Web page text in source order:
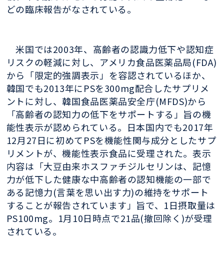
どの臨床報告がなされている。
米国では2003年、高齢者の認識力低下や認知症
リスクの軽減に対し、アメリカ食品医薬品局(FDA)
から「限定的強調表示」を容認されているほか、
韓国でも2013年にPSを300mg配合したサプリメ
ントに対し、韓国食品医薬品安全庁(MFDS)から
「高齢者の認知力の低下をサポートする」旨の機
能性表示が認められている。日本国内でも2017年
12月27日に初めてPSを機能性関与成分としたサプ
リメントが、機能性表示食品に受理された。表示
内容は「大豆由来ホスファチジルセリンは、記憶
力が低下した健康な中高齢者の認知機能の一部で
ある記憶力(言葉を思い出す力)の維持をサポート
することが報告されています」旨で、1日摂取量は
PS100mg。1月10日時点で21品(撤回除く)が受理
されている。